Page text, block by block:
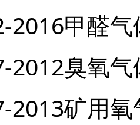
2016甲醛
2012臭氧
2013矿用